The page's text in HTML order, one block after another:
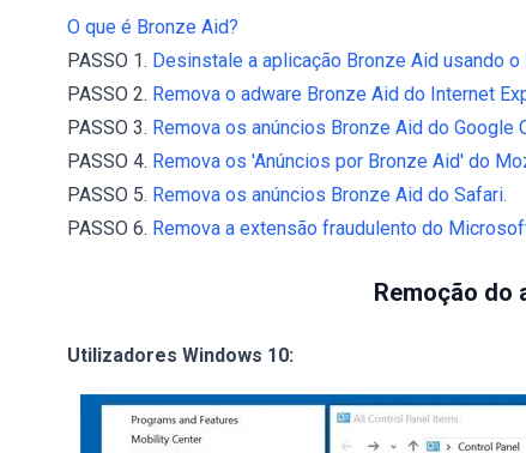
O que é Bronze Aid?
PASSO 1. Desinstale a aplicação Bronze Aid usando o
PASSO 2. Remova o adware Bronze Aid do Internet
PASSO 3. Remova os anúncios Bronze Aid do Google
PASSO 4. Remova os 'Anúncios por Bronze Aid' do
PASSO 5. Remova os anúncios Bronze Aid do Safari.
PASSO 6. Remova a extensão fraudulento do
Remoção do
Utilizadores Windows 10: